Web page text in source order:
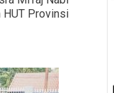
HUT Provinsi